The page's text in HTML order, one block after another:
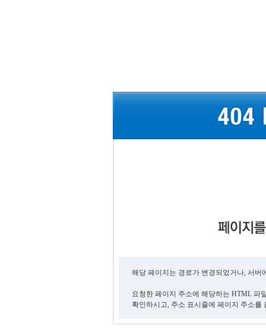
해당 페이지는 경로가 변경되었거나, 서
요청한 페이지 주소에 해당하는 HTML 파
확인하시고, 주소 표시줄에 페이지 주소